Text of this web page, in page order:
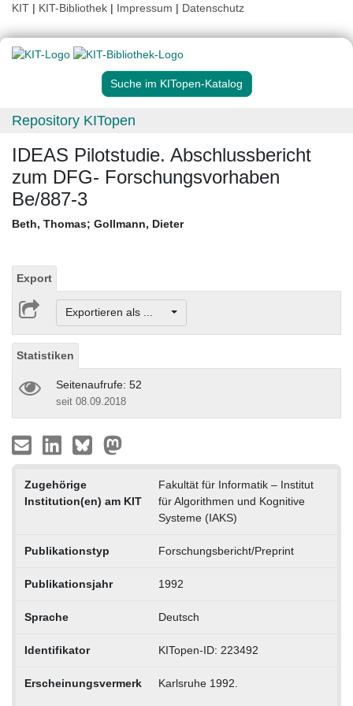
KIT | KIT-Bibliothek | Impressum | Datenschutz
Suche im KITopen-Katalog
Repository KITopen
IDEAS Pilotstudie. Abschlussbericht
zum DFG- Forschungsvorhaben
Be/887-3
Beth, Thomas; Gollmann, Dieter
Export
Exportieren als ...
Statistiken
Seitenaufrufe: 52
seit 08.09.2018
Zugehörige
Institution(en) am KIT
Fakultät für Informatik – Institut
für Algorithmen und Kognitive
Systeme (IAKS)
Publikationstyp Forschungsbericht/Preprint
Publikationsjahr 1992
Sprache Deutsch
Identifikator KITopen-ID: 223492
Erscheinungsvermerk Karlsruhe 1992.